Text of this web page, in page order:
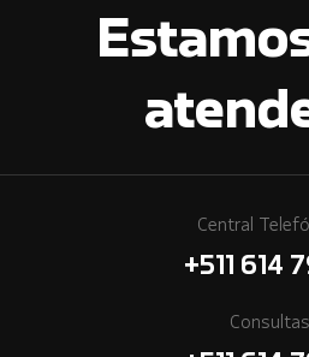
Central
+511 614
Consultas